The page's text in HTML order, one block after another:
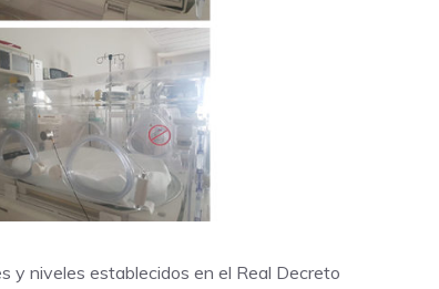
y niveles establecidos en el Real Decreto